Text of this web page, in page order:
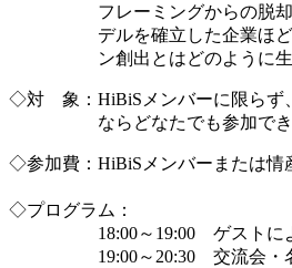
フレーミングからの脱却が必
デルを確立した企業ほど難し
ン創出とはどのように生み出
◇対 象：HiBiSメンバーに限らず
ならどなたでも参加できま
◇参加費：HiBiSメンバーまたは情
一般 ： 3,000円
◇プログラム：
18:00～19:00 ゲストによ
19:00～20:30 交流会・名